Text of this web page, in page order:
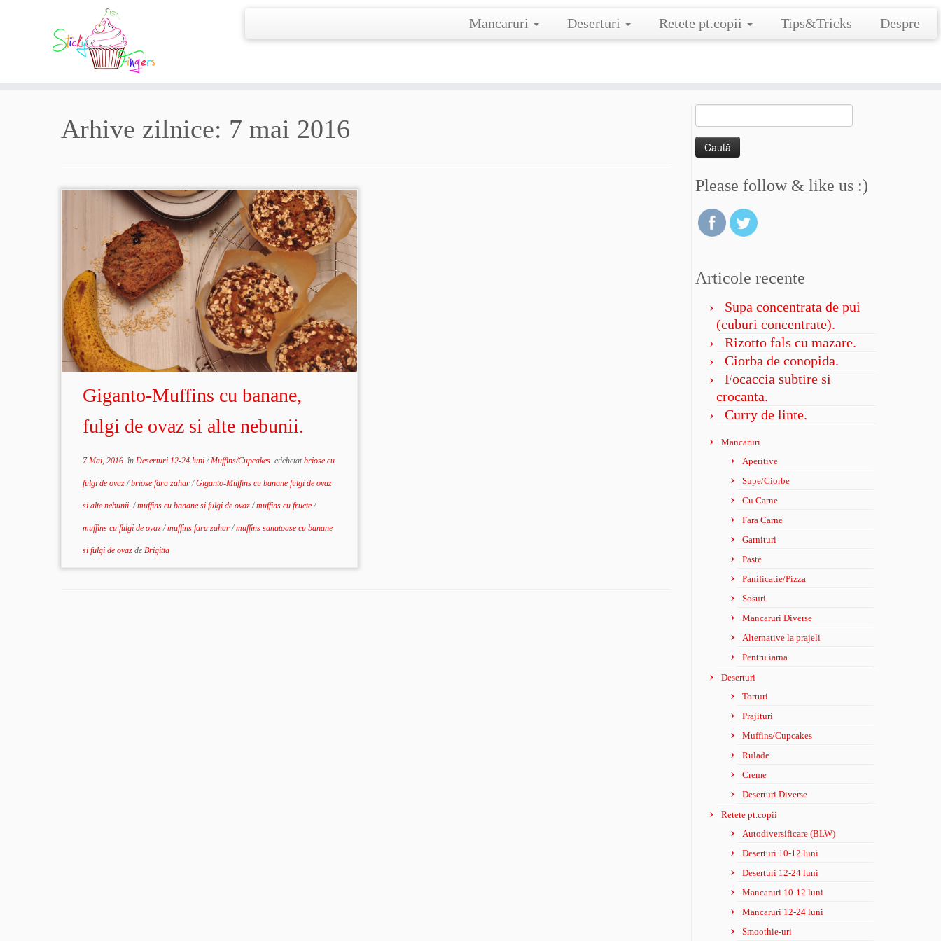
Mancaruri Deserturi Retete pt.copii Tips&Tricks Despre
Arhive zilnice: 7 mai 2016
Giganto-Muffins cu banane,
fulgi de ovaz si alte nebunii.
7 Mai, 2016în Deserturi 12-24 luni/Muffins/Cupcakes etichetatbriose cu
fulgi de ovaz/briose fara zahar/Giganto-Muffins cu banane fulgi de ovaz
si alte nebunii./muffins cu banane si fulgi de ovaz/muffins cu fructe/
muffins cu fulgi de ovaz/muffins fara zahar/muffins sanatoase cu banane
si fulgi de ovaz de Brigitta
după:
Please follow & like us :)
Articole recente
Supa concentrata de pui
(cuburi concentrate).
Rizotto fals cu mazare.
Ciorba de conopida.
Focaccia subtire si
crocanta.
Curry de linte.
Mancaruri
Aperitive
Supe/Ciorbe
Cu Carne
Fara Carne
Garnituri
Paste
Panificatie/Pizza
Sosuri
Mancaruri Diverse
Alternative la prajeli
Pentru iarna
Deserturi
Torturi
Prajituri
Muffins/Cupcakes
Rulade
Creme
Deserturi Diverse
Retete pt.copii
Autodiversificare (BLW)
Deserturi 10-12 luni
Deserturi 12-24 luni
Mancaruri 10-12 luni
Mancaruri 12-24 luni
Smoothie-uri